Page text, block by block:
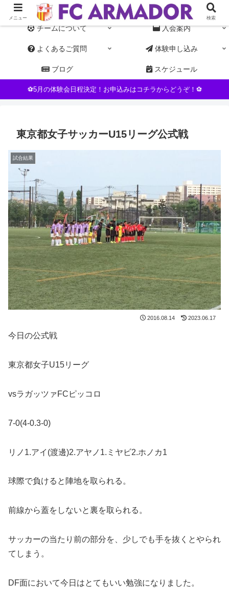
東京都杉並区NPO運営の女子サッカーチーム。初心者・未経験者歓迎
チームについて 入会案内
よくあるご質問 体験申し込み
ブログ スケジュール
⚽5月の体験会日程決定！お申込みはコチラからどうぞ！⚽
東京都女子サッカーU15リーグ公式戦
試合結果
2016.08.14 2023.06.17
今日の公式戦
東京都女子U15リーグ
vsラガッツァFCピッコロ
7-0(4-0.3-0)
リノ1.アイ(渡邊)2.アヤノ1.ミヤビ2.ホノカ1
球際で負けると陣地を取られる。
前線から蓋をしないと裏を取られる。
サッカーの当たり前の部分を、少しでも手を抜くとやられ
てしまう。
DF面において今日はとてもいい勉強になりました。
メニュー 検索